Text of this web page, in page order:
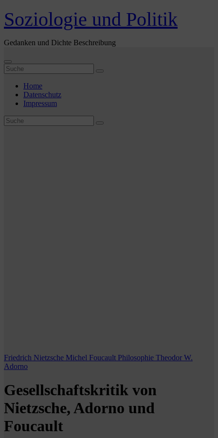
Zum
Inhalt
springen
Soziologie und Politik
Gedanken und Dichte Beschreibung
Home
Datenschutz
Impressum
Friedrich Nietzsche Michel Foucault Philosophie Theodor W.
Adorno
Gesellschaftskritik von
Nietzsche, Adorno und
Foucault